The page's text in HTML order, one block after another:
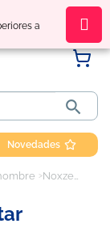
a
compras

Novedades
Noxzema espuma de afeitar tamaño viaje